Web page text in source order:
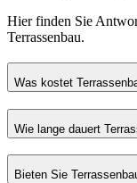
Hier finden Sie
Terrassenbau.
Was kostet
Wie lange dauert
Bieten Sie